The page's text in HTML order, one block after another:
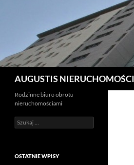
AUGUSTIS NIERUCHOMOŚCI
Rodzinne biuro obrotu
nieruchomościami
Szukaj:
OSTATNIE WPISY